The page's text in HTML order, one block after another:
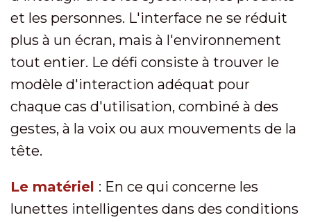
et les personnes. L'interface ne se réduit
plus à un écran, mais à l'environnement
tout entier. Le défi consiste à trouver le
modèle d'interaction adéquat pour
chaque cas d'utilisation, combiné à des
gestes, à la voix ou aux mouvements de la
tête.
Le matériel : En ce qui concerne les
lunettes intelligentes dans des conditions